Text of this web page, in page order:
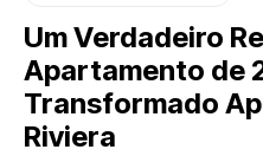
Um Verdadeiro
Apartamento de
Transformado
Riviera